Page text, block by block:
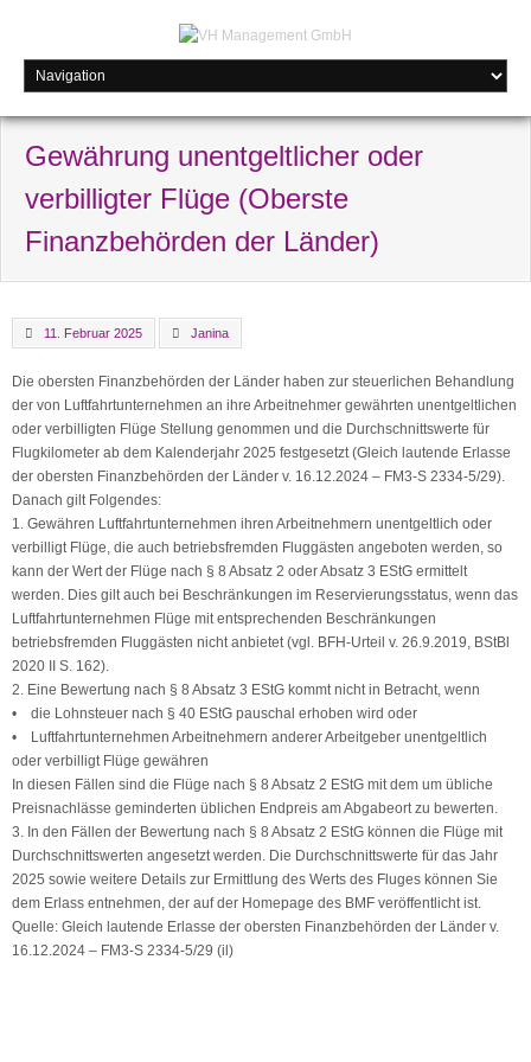
Gewährung unentgeltlicher oder
verbilligter Flüge (Oberste
Finanzbehörden der Länder)
11. Februar 2025 Janina
Die obersten Finanzbehörden der Länder haben zur steuerlichen Behandlung
der von Luftfahrtunternehmen an ihre Arbeitnehmer gewährten unentgeltlichen
oder verbilligten Flüge Stellung genommen und die Durchschnittswerte für
Flugkilometer ab dem Kalenderjahr 2025 festgesetzt (Gleich lautende Erlasse
der obersten Finanzbehörden der Länder v. 16.12.2024 – FM3-S 2334-5/29).
Danach gilt Folgendes:
1. Gewähren Luftfahrtunternehmen ihren Arbeitnehmern unentgeltlich oder
verbilligt Flüge, die auch betriebsfremden Fluggästen angeboten werden, so
kann der Wert der Flüge nach § 8 Absatz 2 oder Absatz 3 EStG ermittelt
werden. Dies gilt auch bei Beschränkungen im Reservierungsstatus, wenn das
Luftfahrtunternehmen Flüge mit entsprechenden Beschränkungen
betriebsfremden Fluggästen nicht anbietet (vgl. BFH-Urteil v. 26.9.2019, BStBl
2020 II S. 162).
2. Eine Bewertung nach § 8 Absatz 3 EStG kommt nicht in Betracht, wenn
• die Lohnsteuer nach § 40 EStG pauschal erhoben wird oder
• Luftfahrtunternehmen Arbeitnehmern anderer Arbeitgeber unentgeltlich
oder verbilligt Flüge gewähren
In diesen Fällen sind die Flüge nach § 8 Absatz 2 EStG mit dem um übliche
Preisnachlässe geminderten üblichen Endpreis am Abgabeort zu bewerten.
3. In den Fällen der Bewertung nach § 8 Absatz 2 EStG können die Flüge mit
Durchschnittswerten angesetzt werden. Die Durchschnittswerte für das Jahr
2025 sowie weitere Details zur Ermittlung des Werts des Fluges können Sie
dem Erlass entnehmen, der auf der Homepage des BMF veröffentlicht ist.
Quelle: Gleich lautende Erlasse der obersten Finanzbehörden der Länder v.
16.12.2024 – FM3-S 2334-5/29 (il)